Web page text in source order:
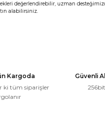
değerlendirebilir, uzman
alabilirsiniz.
Kargoda
ki tüm siparişler
Güvenli